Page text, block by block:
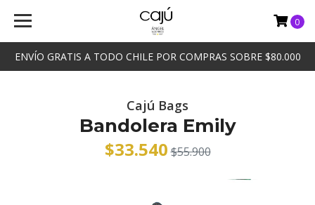
ENVÍO GRATIS A TODO CHILE POR COMPRAS SOBRE $80.000
0
Cajú Bags
Bandolera Emily
$33.540 $55.900